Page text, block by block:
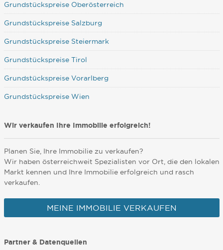
Grundstückspreise Oberösterreich
Grundstückspreise Salzburg
Grundstückspreise Steiermark
Grundstückspreise Tirol
Grundstückspreise Vorarlberg
Grundstückspreise Wien
Wir verkaufen Ihre Immobilie erfolgreich!
Planen Sie, Ihre Immobilie zu verkaufen?
Wir haben österreichweit Spezialisten vor Ort, die den lokalen
Markt kennen und Ihre Immobilie erfolgreich und rasch
verkaufen.
MEINE IMMOBILIE VERKAUFEN
Partner & Datenquellen